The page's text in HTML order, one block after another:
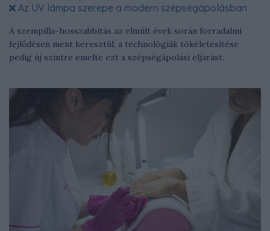
Az UV lámpa szerepe a modern szépségápolásban
A szempilla-hosszabbítás az elmúlt évek során forradalmi
fejlődésen ment keresztül, a technológiák tökéletesítése
pedig új szintre emelte ezt a szépségápolási eljárást.